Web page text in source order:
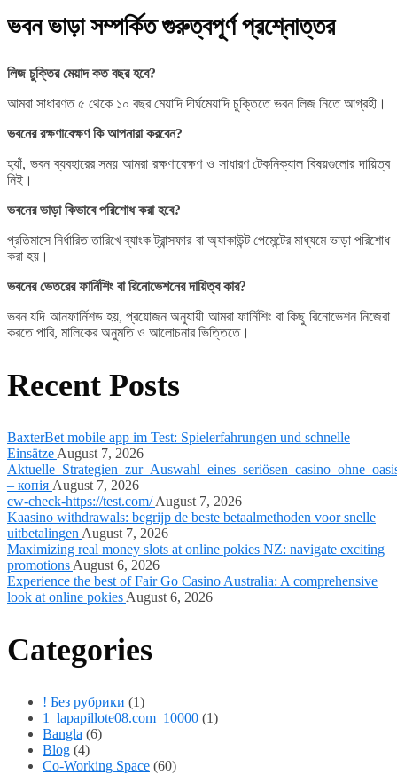
ভবন ভাড়া সম্পর্কিত গুরুত্বপূর্ণ প্রশ্নোত্তর
লিজ চুক্তির মেয়াদ কত বছর হবে?
আমরা সাধারণত ৫ থেকে ১০ বছর মেয়াদি দীর্ঘমেয়াদি চুক্তিতে ভবন লিজ নিতে আগ্রহী।
ভবনের রক্ষণাবেক্ষণ কি আপনারা করবেন?
হ্যাঁ, ভবন ব্যবহারের সময় আমরা রক্ষণাবেক্ষণ ও সাধারণ টেকনিক্যাল বিষয়গুলোর দায়িত্ব
নিই।
ভবনের ভাড়া কিভাবে পরিশোধ করা হবে?
প্রতিমাসে নির্ধারিত তারিখে ব্যাংক ট্রান্সফার বা অ্যাকাউন্ট পেমেন্টের মাধ্যমে ভাড়া পরিশোধ
করা হয়।
ভবনের ভেতরের ফার্নিশিং বা রিনোভেশনের দায়িত্ব কার?
ভবন যদি আনফার্নিশড হয়, প্রয়োজন অনুযায়ী আমরা ফার্নিশিং বা কিছু রিনোভেশন নিজেরা
করতে পারি, মালিকের অনুমতি ও আলোচনার ভিত্তিতে।
Recent Posts
BaxterBet mobile app im Test: Spielerfahrungen und schnelle
Einsätze August 7, 2026
– копія August 7, 2026
cw-check-https://test.com/August 7, 2026
Kaasino withdrawals: begrijp de beste betaalmethoden voor snelle
uitbetalingen August 7, 2026
Maximizing real money slots at online pokies NZ: navigate exciting
promotions August 6, 2026
Experience the best of Fair Go Casino Australia: A comprehensive
look at online pokies August 6, 2026
Categories
! Без рубрики (1)
1_lapapillote08.com_10000 (1)
Bangla (6)
Blog (4)
Co-Working Space (60)